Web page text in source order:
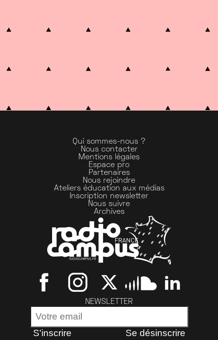
Qui sommes-nous ?
Nous contacter
Mentions légales
Espace pro
Partenaires
Nous rejoindre
Ateliers éducation aux médias
Inscription newsletter
Nous suivre
Archives
NEWSLETTER
S'inscrire Se désinscrire